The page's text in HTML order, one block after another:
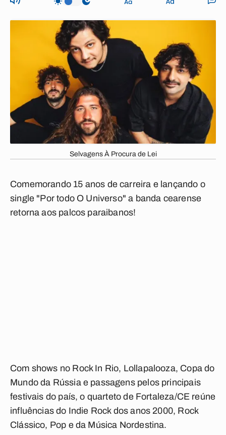
Selvagens À Procura de Lei
Comemorando 15 anos de carreira e lançando o
single "Por todo O Universo" a banda cearense
retorna aos palcos paraibanos!
Com shows no Rock In Rio, Lollapalooza, Copa do
Mundo da Rússia e passagens pelos principais
festivais do país, o quarteto de Fortaleza/CE reúne
influências do Indie Rock dos anos 2000, Rock
Clássico, Pop e da Música Nordestina.